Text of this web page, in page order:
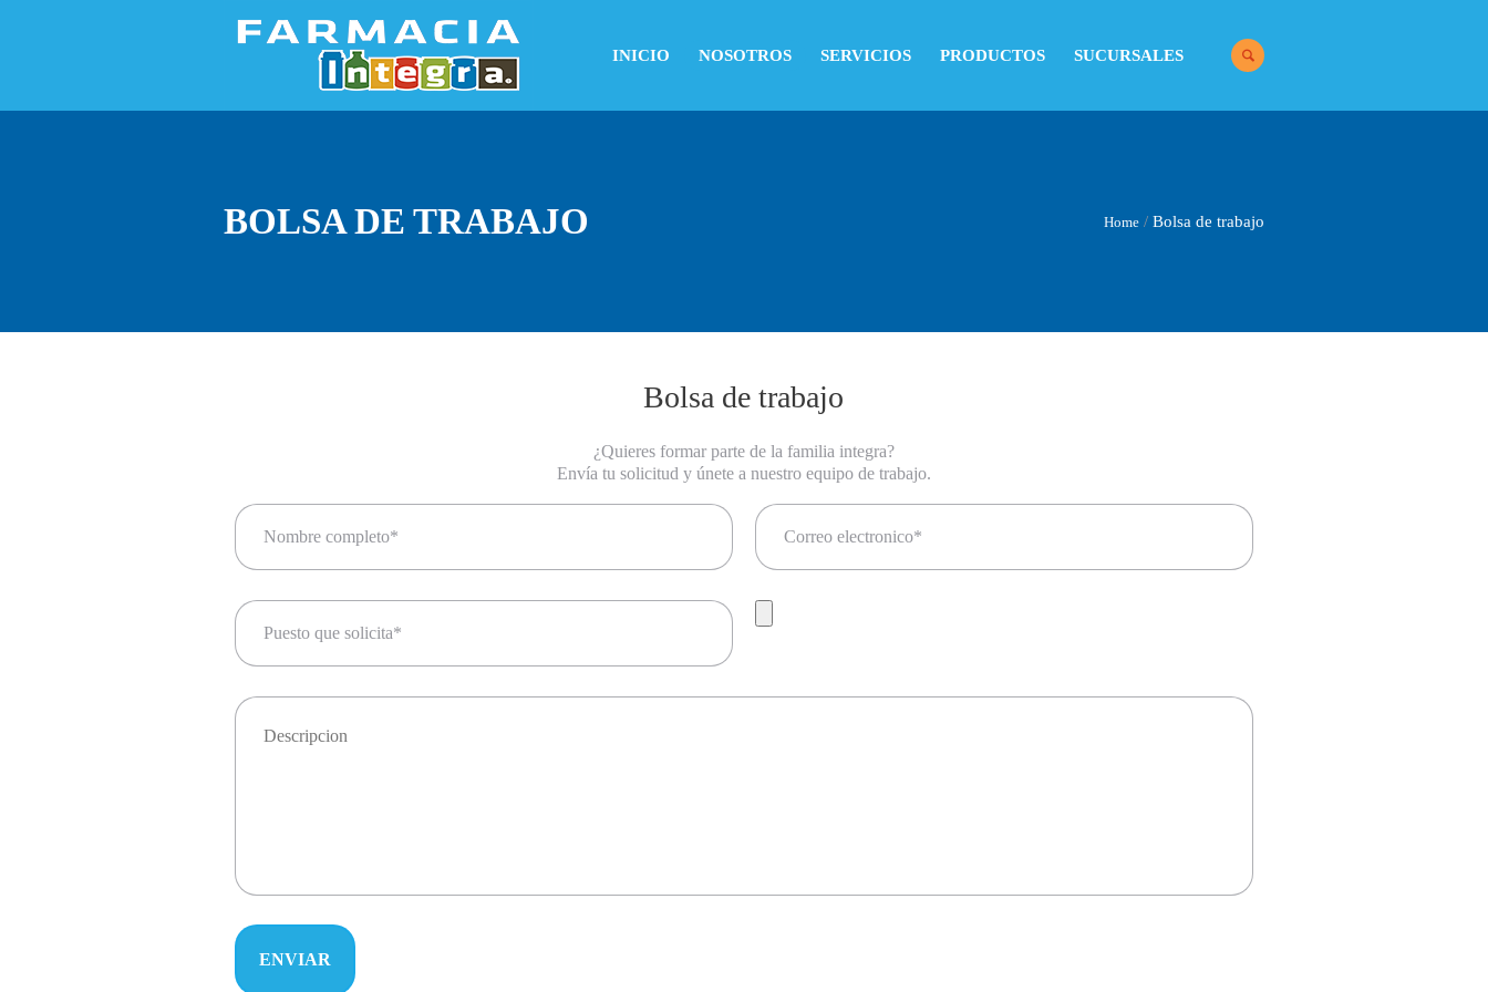
INICIO NOSOTROS SERVICIOS PRODUCTOS SUCURSALES
BOLSA DE TRABAJO Home / Bolsa de trabajo
Bolsa de trabajo
¿Quieres formar parte de la familia integra?
Envía tu solicitud y únete a nuestro equipo de trabajo.